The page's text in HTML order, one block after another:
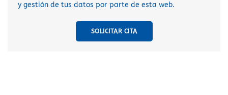
y gestión de tus datos por parte de esta web.
SOLICITAR CITA